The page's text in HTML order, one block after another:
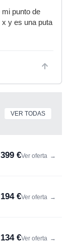
punto de
x y es una puta
VER TODAS
399 €Ver oferta →
194 €Ver oferta →
134 €Ver oferta →